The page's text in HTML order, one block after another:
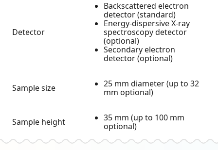
Detector
Backscattered electron
detector (standard)
Energy-dispersive X-ray
spectroscopy detector
(optional)
Secondary electron
detector (optional)
Sample size
25 mm diameter (up to 32
mm optional)
Sample height
35 mm (up to 100 mm
optional)